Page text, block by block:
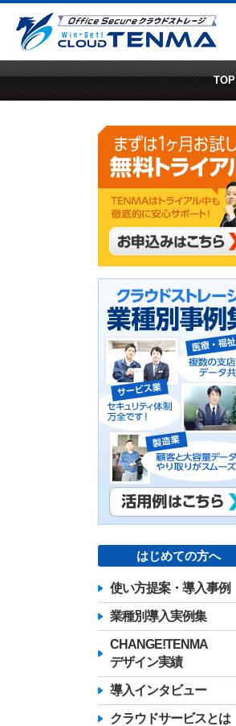
TOP
はじめての方へ
使い方提案・導入事例
業種別導入実例集
CHANGE!TENMA
デザイン実績
導入インタビュー
クラウドサービスとは